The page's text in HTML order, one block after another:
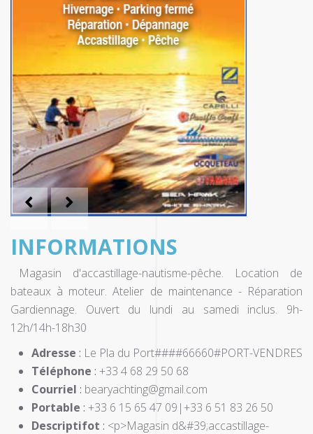
Magasin d'accastillage-nautisme-pêche. Location de
bateaux à moteur. Atelier de maintenance - Réparation
Gardiennage. Ouvert du lundi au samedi inclus. 9h-
12h/14h-18h30
Adresse : Le Pla du Port####66660#PORT-VENDRES
Téléphone : +33 4 68 29 50 68
Courriel : bearyachting@gmail.com
Portable : +33 6 15 65 47 09|+33 6 51 83 26 50
Descriptifot : <p>Magasin d&#39;accastillage-